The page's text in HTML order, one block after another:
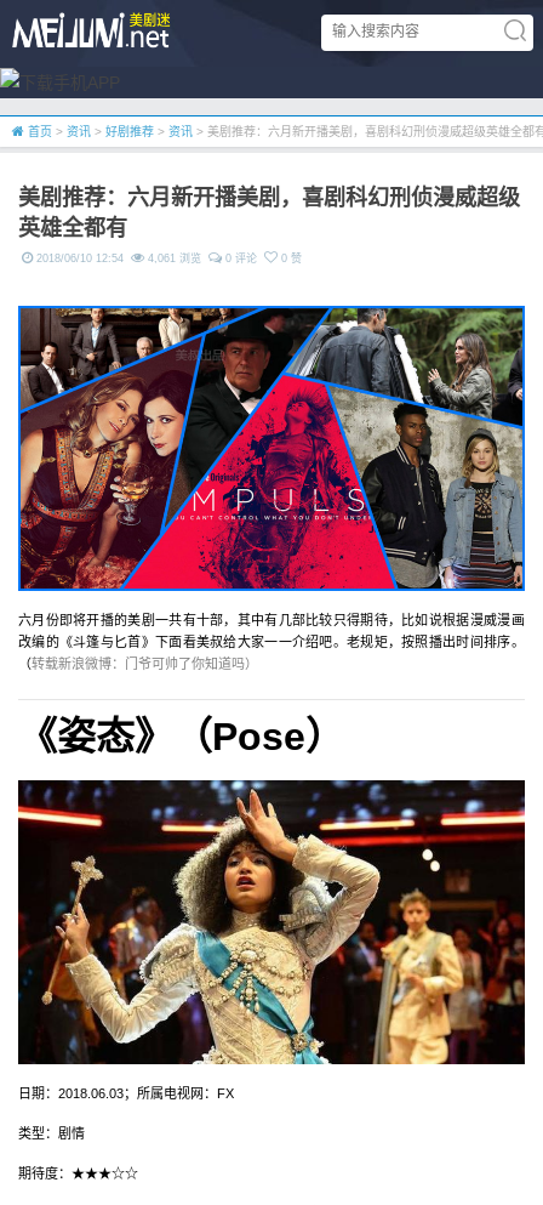
首页 > 资讯 > 好剧推荐 > 资讯 > 美剧推荐：六月新开播美剧，喜剧科幻刑侦漫威超级英雄全都
美剧推荐：六月新开播美剧，喜剧科幻刑侦漫威超级
英雄全都有
2018/06/10 12:54 4,061 浏览 0 评论 0 赞
六月份即将开播的美剧一共有十部，其中有几部比较只得期待，比如说根据漫威漫画
改编的《斗篷与匕首》下面看美叔给大家一一介绍吧。老规矩，按照播出时间排序。
（转载新浪微博：门爷可帅了你知道吗）
《姿态》（Pose）
日期：2018.06.03；所属电视网：FX
类型：剧情
期待度：★★★☆☆